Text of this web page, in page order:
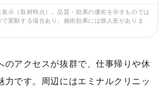
示（取材時点）。品質・効果の優劣を示すものでは
変動する場合あり。施術効果には個人差がありま
のアクセスが抜群で、仕事帰りや休
力です。周辺にはエミナルクリニッ